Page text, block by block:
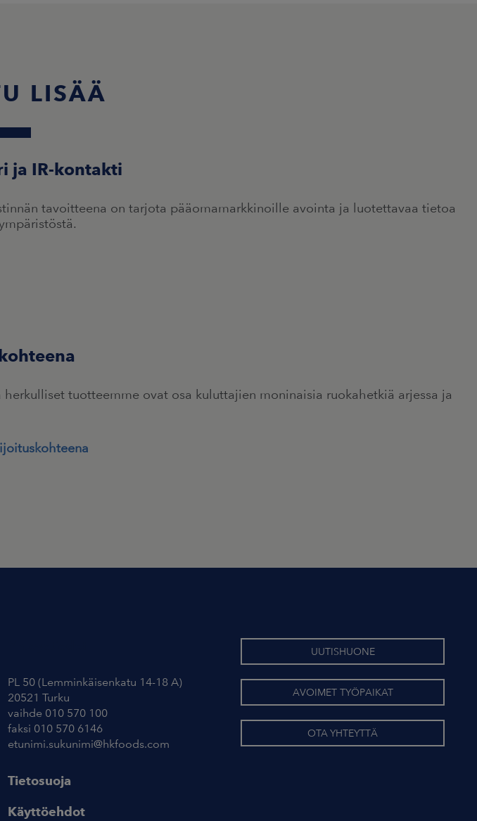
LISÄÄ
ja IR-kontakti
tavoitteena on tarjota pääomamarkkinoille avointa ja luotettavaa tietoa
tuotteemme ovat osa kuluttajien moninaisia ruokahetkiä arjessa ja
PL 50 (Lemminkäisenkatu 14-18 A)
20521 Turku
vaihde 010 570 100
faksi 010 570 6146
etunimi.sukunimi@hkfoods.com
Tietosuoja
Käyttöehdot
UUTISHUONE
AVOIMET TYÖPAIKAT
OTA YHTEYTTÄ